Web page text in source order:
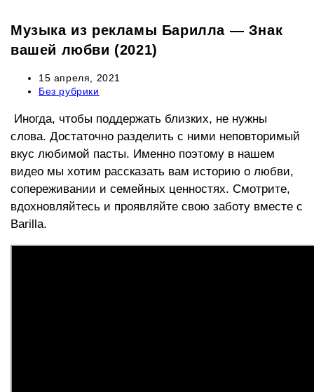
Музыка из рекламы Барилла — Знак
вашей любви (2021)
Запись
опубликована:
15 апреля, 2021
Рубрика
Без рубрики
Иногда, чтобы поддержать близких, не нужны
слова. Достаточно разделить с ними неповторимый
вкус любимой пасты. Именно поэтому в нашем
видео мы хотим рассказать вам историю о любви,
сопереживании и семейных ценностях. Смотрите,
вдохновляйтесь и проявляйте свою заботу вместе с
Barilla.